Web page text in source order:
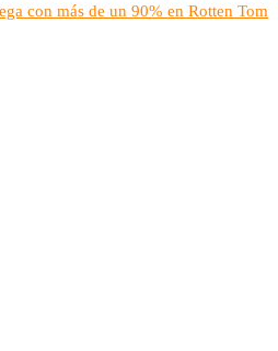
con más de un 90% en Rotten Tom